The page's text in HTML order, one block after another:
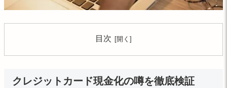
目次
クレジットカード現金化の噂を徹底検証